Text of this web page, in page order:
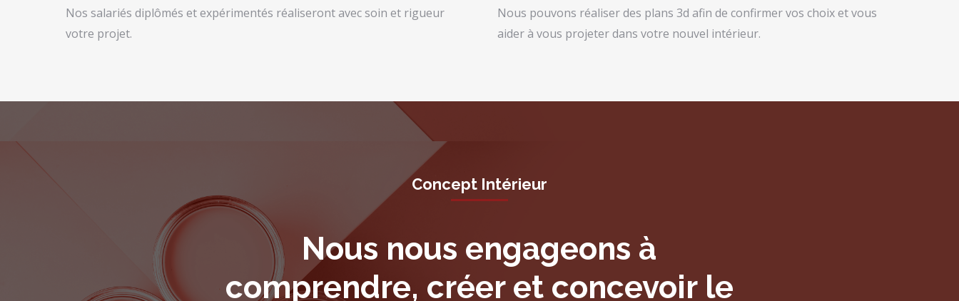
Nos salariés diplômés et expérimentés réaliseront avec soin et rigueur
votre projet.
Nous pouvons réaliser des plans 3d afin de confirmer vos choix et vous
aider à vous projeter dans votre nouvel intérieur.
Concept Intérieur
Nous nous engageons à
comprendre, créer et concevoir le